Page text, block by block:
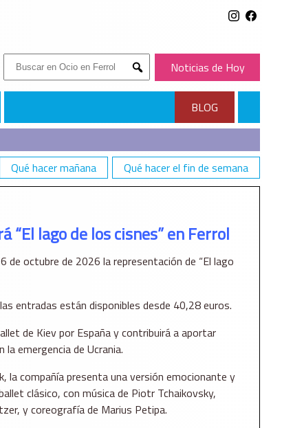
Buscar:
Submit
Noticias de Hoy
BLOG
Qué hacer mañana Qué hacer el fin de semana
“El lago de los cisnes” en Ferrol
de octubre de 2026 la representación de “El lago
entradas están disponibles desde 40,28 euros.
de Kiev por España y contribuirá a aportar
emergencia de Ucrania.
la compañía presenta una versión emocionante y
clásico, con música de Piotr Tchaikovsky,
y coreografía de Marius Petipa.